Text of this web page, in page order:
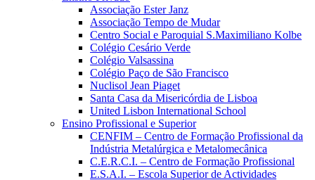
Associação Ester Janz
Associação Tempo de Mudar
Centro Social e Paroquial S.Maximiliano Kolbe
Colégio Cesário Verde
Colégio Valsassina
Colégio Paço de São Francisco
Nuclisol Jean Piaget
Santa Casa da Misericórdia de Lisboa
United Lisbon International School
Ensino Profissional e Superior
CENFIM – Centro de Formação Profissional da
Indústria Metalúrgica e Metalomecânica
C.E.R.C.I. – Centro de Formação Profissional
E.S.A.I. – Escola Superior de Actividades